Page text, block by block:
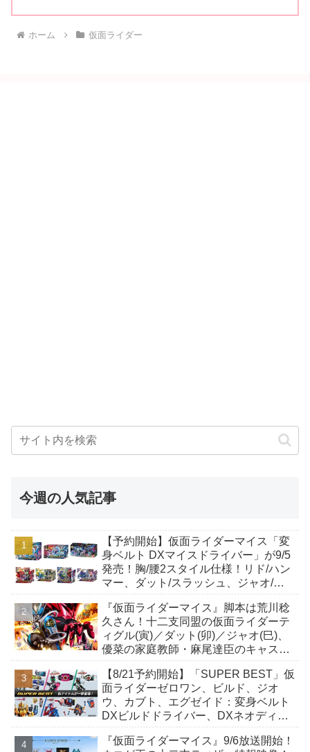
ホーム 仮面ライダー
今週の人気記事
【予約開始】仮面ライダーマイス「変
身ベルト DXマイスドライバー」が9/5
発売！胸/腰2スタイル仕様！リド/ハン
マー、ダット/スラッシュ、ジャオ/バ
も！
『仮面ライダーマイス』脚本は荒川稔
久さん！十二支同盟の仮面ライダーテ
ィグル(寅)／ダット(卯)／ジャオ(巳)、
優菜の家庭教師・麻尾達臣のキャスト
んも変身！
【8/21予約開始】「SUPER BEST」仮
面ライダーゼロワン、ビルド、ジオ
ウ、カブト、エグゼイド：変身ベルト
DXビルドドライバー、DXネオディケ
か12点！
『仮面ライダーマイス』9/6放送開始！